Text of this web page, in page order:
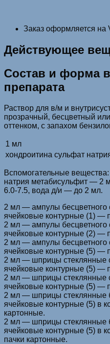
Заказ оформляется на
Действующее
Состав и форма
препарата
Раствор для в/м и
прозрачный, бесцветный
оттенком, с запахом
1 мл
хондроитина сульфат
Вспомогательные
натрия метабисульфит — 2
6.0-7.5, вода д/и — до 2 мл.
2 мл — ампулы бесцветного
ячейковые контурные (1) —
2 мл — ампулы бесцветного
ячейковые контурные (2) —
2 мл — ампулы бесцветного
ячейковые контурные (5) —
2 мл — шприцы стеклянные
ячейковые контурные (5) —
2 мл — шприцы стеклянные
ячейковые контурные (5) —
2 мл — шприцы стеклянные
ячейковые контурные (5) в
картонные.
2 мл — шприцы стеклянные
ячейковые контурные (5) в
пачки картонные.